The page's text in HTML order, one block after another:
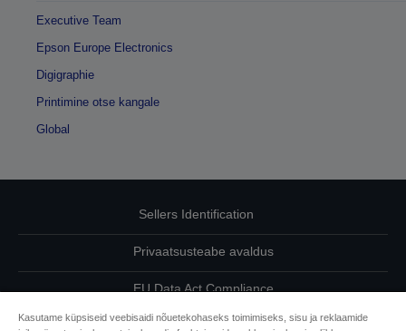
Executive Team
Epson Europe Electronics
Digigraphie
Printimine otse kangale
Global
Sellers Identification
Privaatsusteabe avaldus
EU Data Act Compliance
Võtke meiega oma andmete osas ühendust
Kasutame küpsiseid veebisaidi nõuetekohaseks toimimiseks, sisu ja reklaamide